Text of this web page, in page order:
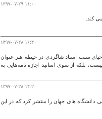
۱۳۹۷-۰۷-۲۹ ۱۱:۰۰
۱۳۹۷-۰۷-۲۸ ۱۶:۴۰
سنت استاد شاگردی در حیطه هنر عنوان
بلکه از سوی اساتید اجازه نامه‌هایی به
۱۳۹۷-۰۷-۲۸ ۱۴:۲۰
های جهان را منتشر کرد که در این